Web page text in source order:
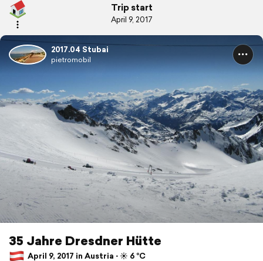
Trip start
April 9, 2017
2017.04 Stubai
pietromobil
35 Jahre Dresdner Hütte
April 9, 2017 in Austria ⋅ ☀️ 6 °C